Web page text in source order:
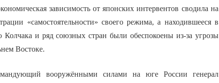
зависимость от японских интервентов сводила на
«самостоятельности» своего режима, а находившееся в
Колчака и ряд союзных стран были обеспокоены из-за угрозы
Востоке.
вооружёнными силами на юге России генерал